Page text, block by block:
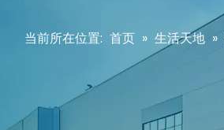
当前所在位置: 首页 » 生活天地 »